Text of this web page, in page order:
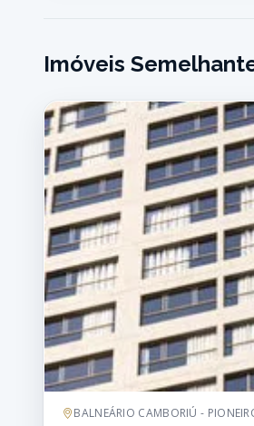
Imóveis
BALNEÁRIO CAMBORIÚ -